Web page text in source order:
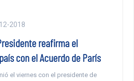
2018
reafirma el
con el Acuerdo de París
el viernes con el presidente de